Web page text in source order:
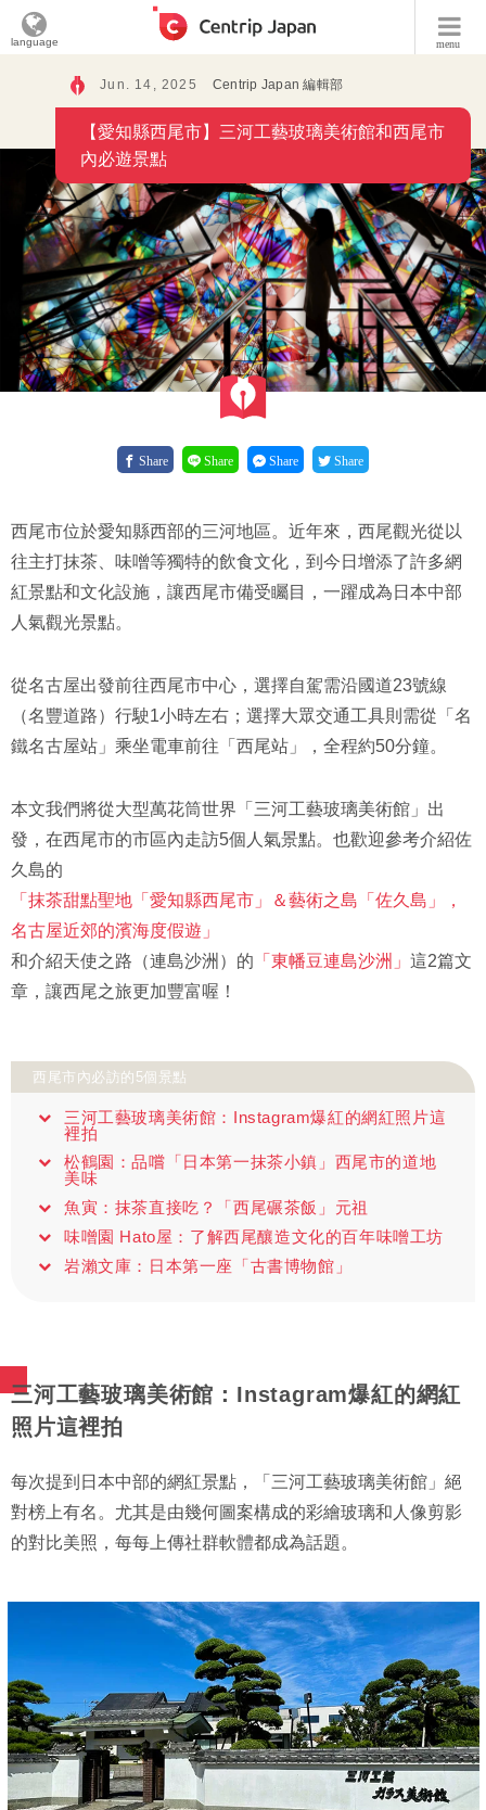
menu
language
Jun. 14, 2025 Centrip Japan 編輯部
【愛知縣西尾市】三河工藝玻璃美術館和西尾市
內必遊景點
Share Share Share Share
西尾市位於愛知縣西部的三河地區。近年來，西尾觀光從以
往主打抹茶、味噌等獨特的飲食文化，到今日增添了許多網
紅景點和文化設施，讓西尾市備受矚目，一躍成為日本中部
人氣觀光景點。
從名古屋出發前往西尾市中心，選擇自駕需沿國道23號線
（名豐道路）行駛1小時左右；選擇大眾交通工具則需從「名
鐵名古屋站」乘坐電車前往「西尾站」，全程約50分鐘。
本文我們將從大型萬花筒世界「三河工藝玻璃美術館」出
發，在西尾市的市區內走訪5個人氣景點。也歡迎參考介紹佐
久島的
「抹茶甜點聖地「愛知縣西尾市」＆藝術之島「佐久島」，
名古屋近郊的濱海度假遊」
和介紹天使之路（連島沙洲）的 「東幡豆連島沙洲」 這2篇文
章，讓西尾之旅更加豐富喔！
西尾市內必訪的5個景點
三河工藝玻璃美術館：Instagram爆紅的網紅照片這
裡拍
松鶴園：品嚐「日本第一抹茶小鎮」西尾市的道地
美味
魚寅：抹茶直接吃？「西尾碾茶飯」元祖
味噌園 Hato屋：了解西尾釀造文化的百年味噌工坊
岩瀨文庫：日本第一座「古書博物館」
三河工藝玻璃美術館：Instagram爆紅的網紅
照片這裡拍
每次提到日本中部的網紅景點，「三河工藝玻璃美術館」絕
對榜上有名。尤其是由幾何圖案構成的彩繪玻璃和人像剪影
的對比美照，每每上傳社群軟體都成為話題。